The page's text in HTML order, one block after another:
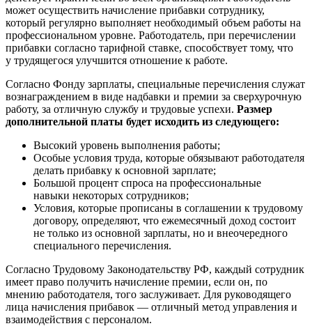
может осуществить начисление прибавки сотруднику,
который регулярно выполняет необходимый объем работы на
профессиональном уровне. Работодатель, при перечислении
прибавки согласно тарифной ставке, способствует тому, что
у трудящегося улучшится отношение к работе.
Согласно Фонду зарплаты, специальные перечисления служат
вознаграждением в виде надбавки и премии за сверхурочную
работу, за отличную службу и трудовые успехи. Размер
дополнительной платы будет исходить из следующего:
Высокий уровень выполнения работы;
Особые условия труда, которые обязывают работодателя
делать прибавку к основной зарплате;
Большой процент спроса на профессиональные
навыки некоторых сотрудников;
Условия, которые прописаны в соглашении к трудовому
договору, определяют, что ежемесячный доход состоит
не только из основной зарплаты, но и внеочередного
специального перечисления.
Согласно Трудовому Законодательству РФ, каждый сотрудник
имеет право получить начисление премии, если он, по
мнению работодателя, того заслуживает. Для руководящего
лица начисления прибавок — отличный метод управления и
взаимодействия с персоналом.